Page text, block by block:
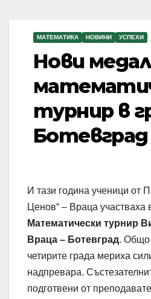
МАТЕМАТИКА НОВИНИ УСПЕХИ
Нови
турнир в
Ботевград
И тази година ученици от
Ценов“ – Враца участваха
Математически турнир
Враца – Ботевград. Общо
четирите града мериха
надпревара.
подготвени от